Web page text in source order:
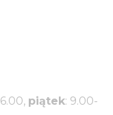
piątek: 9.00-